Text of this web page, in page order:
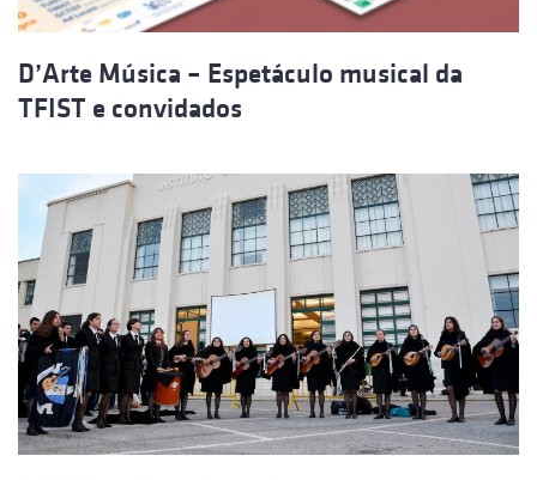
D’Arte Música – Espetáculo musical da
TFIST e convidados